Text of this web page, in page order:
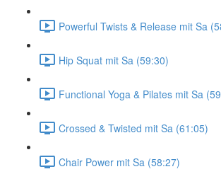
Powerful Twists & Release mit Sa
Hip Squat mit Sa (59:30)
Functional Yoga & Pilates mit Sa
Crossed & Twisted mit Sa (61:05)
Chair Power mit Sa (58:27)